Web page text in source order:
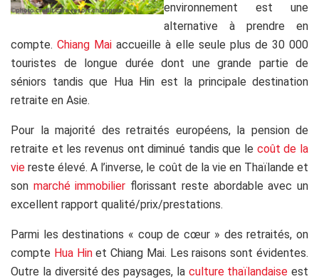
environnement est une
alternative à prendre en
compte.Chiang Mai accueille à elle seule plus de 30 000
touristes de longue durée dont une grande partie de
séniors tandis que Hua Hin est la principale destination
retraite en Asie.
Pour la majorité des retraités européens, la pension de
retraite et les revenus ont diminué tandis que le coût de la
vie reste élevé. A l’inverse, le coût de la vie en Thaïlande et
son marché immobilier florissant reste abordable avec un
excellent rapport qualité/prix/prestations.
Parmi les destinations « coup de cœur » des retraités, on
compte Hua Hinet Chiang Mai. Les raisons sont évidentes.
Outre la diversité des paysages, la culture thaïlandaise est